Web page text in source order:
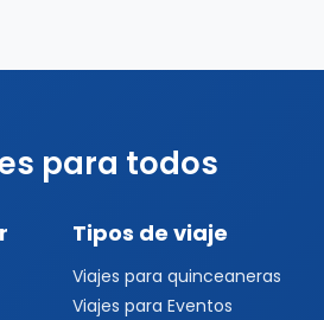
para todos
Tipos de viaje
Viajes para quinceaneras
Viajes para Eventos